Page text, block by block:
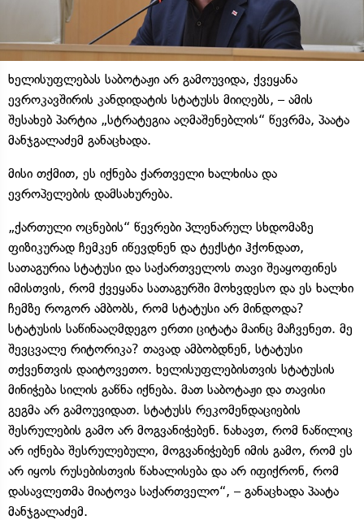
ხელისუფლებას საბოტაჟი არ გამოუვიდა, ქვეყანა
ევროკავშირის კანდიდატის სტატუსს მიიღებს, – ამის
შესახებ პარტია „სტრატეგია აღმაშენებლის“ წევრმა, პაატა
მანჯგალაძემ განაცხადა.
მისი თქმით, ეს იქნება ქართველი ხალხისა და
ევროპელების დამსახურება.
„ქართული ოცნების“ წევრები პლენარულ სხდომაზე
ფიზიკურად ჩემკენ იწევდნენ და ტექსტი ჰქონდათ,
სათაგურია სტატუსი და საქართველოს თავი შეაყოფინეს
იმისთვის, რომ ქვეყანა სათაგურში მოხვდესო და ეს ხალხი
ჩემზე როგორ ამბობს, რომ სტატუსი არ მინდოდა?
სტატუსის საწინააღმდეგო ერთი ციტატა მაინც მაჩვენეთ. მე
შევცვალე რიტორიკა? თავად ამბობდნენ, სტატუსი
თქვენთვის დაიტოვეთო. ხელისუფლებისთვის სტატუსის
მინიჭება სილის გაწნა იქნება. მათ საბოტაჟი და თავისი
გეგმა არ გამოუვიდათ. სტატუსს რეკომენდაციების
შესრულების გამო არ მოგვანიჭებენ. ნახავთ, რომ ნაწილიც
არ იქნება შესრულებული, მოგვანიჭებენ იმის გამო, რომ ეს
არ იყოს რუსებისთვის წახალისება და არ იფიქრონ, რომ
დასავლეთმა მიატოვა საქართველო“, – განაცხადა პაატა
მანჯგალაძემ.